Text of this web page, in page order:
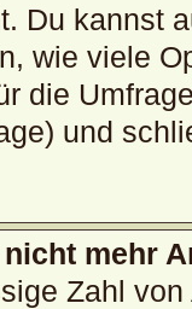
Du kannst
wie viele
die
und
mehr
Zahl